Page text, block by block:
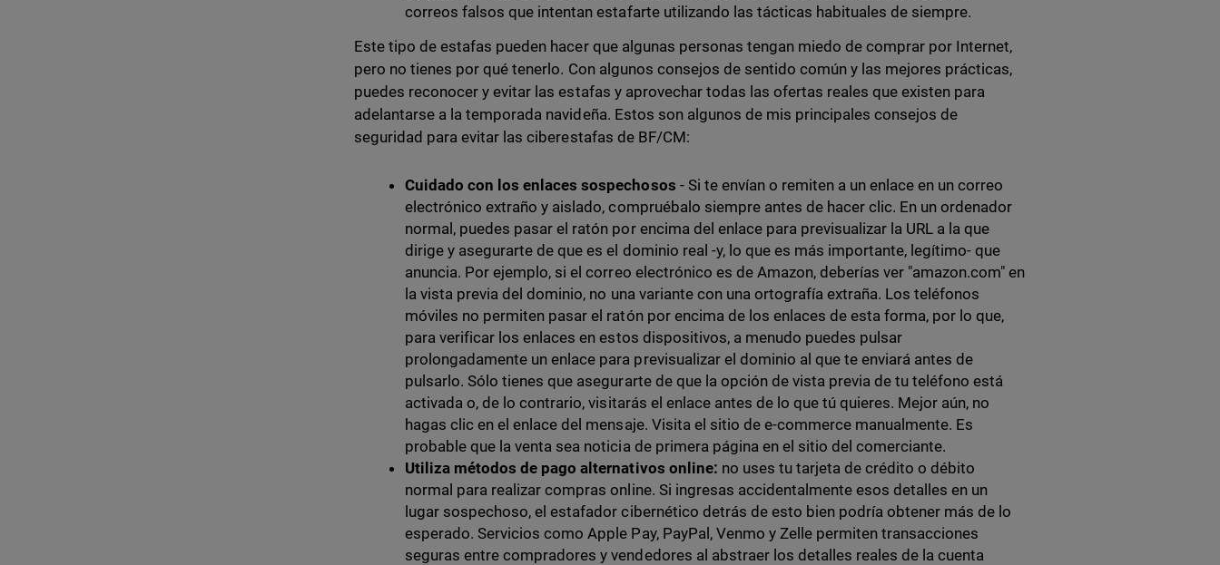
correos falsos que intentan estafarte utilizando las tácticas habituales de siempre.
Este tipo de estafas pueden hacer que algunas personas tengan miedo de comprar por Internet,
pero no tienes por qué tenerlo. Con algunos consejos de sentido común y las mejores prácticas,
puedes reconocer y evitar las estafas y aprovechar todas las ofertas reales que existen para
adelantarse a la temporada navideña. Estos son algunos de mis principales consejos de
seguridad para evitar las ciberestafas de BF/CM:
Cuidado con los enlaces sospechosos - Si te envían o remiten a un enlace en un correo
electrónico extraño y aislado, compruébalo siempre antes de hacer clic. En un ordenador
normal, puedes pasar el ratón por encima del enlace para previsualizar la URL a la que
dirige y asegurarte de que es el dominio real -y, lo que es más importante, legítimo- que
anuncia. Por ejemplo, si el correo electrónico es de Amazon, deberías ver "amazon.com" en
la vista previa del dominio, no una variante con una ortografía extraña. Los teléfonos
móviles no permiten pasar el ratón por encima de los enlaces de esta forma, por lo que,
para verificar los enlaces en estos dispositivos, a menudo puedes pulsar
prolongadamente un enlace para previsualizar el dominio al que te enviará antes de
pulsarlo. Sólo tienes que asegurarte de que la opción de vista previa de tu teléfono está
activada o, de lo contrario, visitarás el enlace antes de lo que tú quieres. Mejor aún, no
hagas clic en el enlace del mensaje. Visita el sitio de e-commerce manualmente. Es
probable que la venta sea noticia de primera página en el sitio del comerciante.
Utiliza métodos de pago alternativos online: no uses tu tarjeta de crédito o débito
normal para realizar compras online. Si ingresas accidentalmente esos detalles en un
lugar sospechoso, el estafador cibernético detrás de esto bien podría obtener más de lo
esperado. Servicios como Apple Pay, PayPal, Venmo y Zelle permiten transacciones
seguras entre compradores y vendedores al abstraer los detalles reales de la cuenta